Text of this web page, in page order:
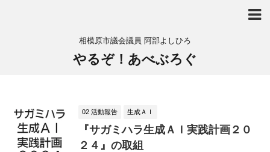
相模原市議会議員 阿部よしひろ
やるぞ！あべぶろぐ
02 活動報告 生成ＡＩ
『サガミハラ生成ＡＩ実践計画２０
２４』の取組